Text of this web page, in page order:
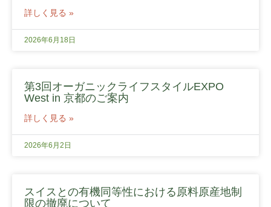
詳しく見る »
2026年6月18日
第3回オーガニックライフスタイルEXPO
West in 京都のご案内
詳しく見る »
2026年6月2日
スイスとの有機同等性における原料原産地制
限の撤廃について